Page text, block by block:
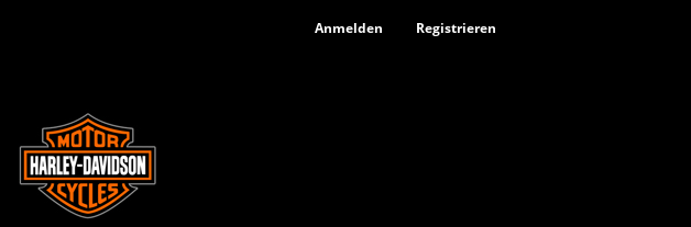
Anmelden Registrieren